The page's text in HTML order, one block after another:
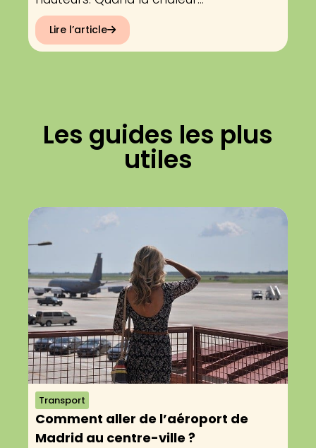
Lire l’article
Les guides les plus
utiles
Transport
Comment aller de l’aéroport de
Madrid au centre-ville ?